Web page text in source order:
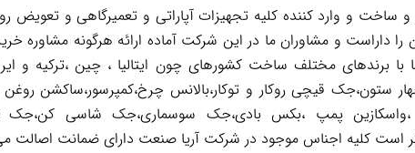
و وارد کننده کلیه تجهیزات آپاراتی و تعمیرگاهی و تعویض
داراست و مشاوران ما در این شرکت آماده ارائه هرگونه مشاوره
برندهای مختلف ساخت کشورهای چون ایتالیا ، چین ،ترکیه و
ستون،جک قیچی روکار و توکار،بالانس چرخ،کمپرسور،ساکشن
ذکر است کلیه اجناس موجود در شرکت آریا صنعت دارای ضمانت اصالت